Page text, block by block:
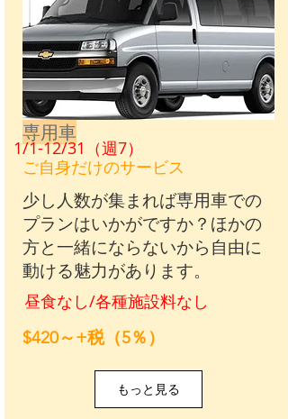
専用車
ご自身だけのサービス
1/1-12/31（週7）
少し人数が集まれば専用車での
プランはいかがですか？ほかの
方と一緒にならないから自由に
動ける魅力があります。
昼食なし/各種施設料なし
$420～+税（5％）
もっと見る